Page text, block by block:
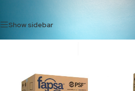
Show sidebar